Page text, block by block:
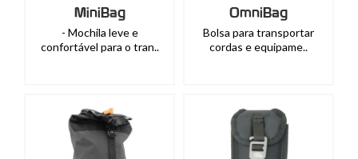
MiniBag
- Mochila leve e
confortável para o tran..
OmniBag
Bolsa para transportar
cordas e equipame..